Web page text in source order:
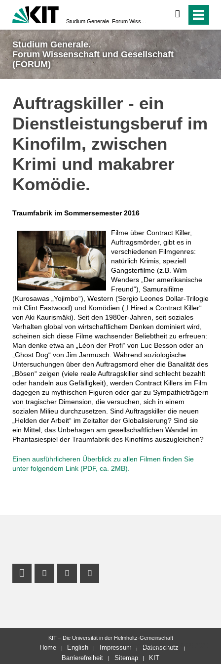
suchen
Studium Generale.
Forum Wissenschaft und Gesellschaft
(FORUM)
Auftragskiller - ein
Dienstleistungsberuf im
Kinofilm, zwischen
Krimi und makabrer
Komödie.
Traumfabrik im Sommersemester 2016
Filme über Contract Killer,
Auftragsmörder, gibt es in
verschiedenen Filmgenres:
natürlich Krimis, speziell
Gangsterfilme (z.B. Wim
Wenders „Der amerikanische
Freund“), Samuraifilme
(Kurosawas „Yojimbo“), Western (Sergio Leones Dollar-Trilogie
mit Clint Eastwood) und Komödien („I Hired a Contract Killer“
von Aki Kaurismäki). Seit den 1980er-Jahren, seit soziales
Verhalten global von wirtschaftlichem Denken dominiert wird,
scheinen sich diese Filme wachsender Beliebtheit zu erfreuen:
Man denke etwa an „Léon der Profi“ von Luc Besson oder an
„Ghost Dog“ von Jim Jarmusch. Während soziologische
Untersuchungen über den Auftragsmord eher die Banalität des
„Bösen“ zeigen (viele reale Auftragskiller sind schlecht bezahlt
oder handeln aus Gefälligkeit), werden Contract Killers im Film
dagegen zu mythischen Figuren oder gar zu Sympathieträgern
von tragischer Dimension, die versuchen, sich in einem
sozialen Milieu durchzusetzen. Sind Auftragskiller die neuen
„Helden der Arbeit“ im Zeitalter der Globalisierung? Sind sie
ein Mittel, das Unbehagen am gesellschaftlichen Wandel im
Phantasiespiel der Traumfabrik des Kinofilms auszugleichen?
Einen ausführlicheren Überblick zu allen Filmen finden Sie
unter folgendem Link (PDF, ca. 2MB).
Profil Mastodon
Instagram Profil
Facebook Profil
Youtube Profil
letzte Änderung: 25.06.2021
KIT – Die Universität in der Helmholtz-Gemeinschaft
Home English Impressum
Datenschutz
Barrierefreiheit
Sitemap KIT